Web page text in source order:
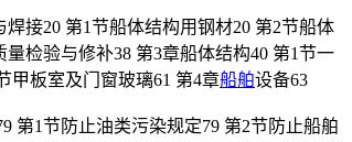
接20 第1节船体结构用钢材20 第2节船体
检验与修补38 第3章船体结构40 第1节一
甲板室及门窗玻璃61 第4章船舶设备63
第1节防止油类污染规定79 第2节防止船舶